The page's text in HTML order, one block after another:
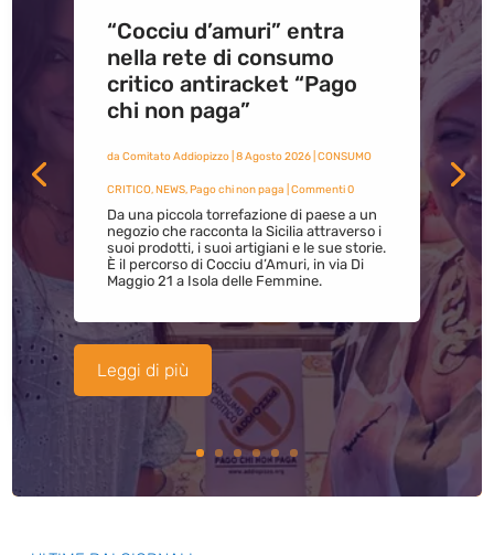
“Cocciu d’amuri” entra
nella rete di consumo
critico antiracket “Pago
chi non paga”
da Comitato Addiopizzo| 8 Agosto 2026| CONSUMO
CRITICO,NEWS,Pago chi non paga | Commenti 0
Da una piccola torrefazione di paese a un
negozio che racconta la Sicilia attraverso i
suoi prodotti, i suoi artigiani e le sue storie.
È il percorso di Cocciu d’Amuri, in via Di
Maggio 21 a Isola delle Femmine.
Leggi di più